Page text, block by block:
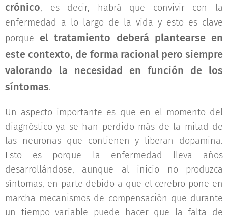
crónico, es decir, habrá que convivir con la
enfermedad a lo largo de la vida y esto es clave
porque el tratamiento deberá plantearse en
este contexto, de forma racional pero siempre
valorando la necesidad en función de los
síntomas.
Un aspecto importante es que en el momento del
diagnóstico ya se han perdido más de la mitad de
las neuronas que contienen y liberan dopamina.
Esto es porque la enfermedad lleva años
desarrollándose, aunque al inicio no produzca
síntomas, en parte debido a que el cerebro pone en
marcha mecanismos de compensación que durante
un tiempo variable puede hacer que la falta de